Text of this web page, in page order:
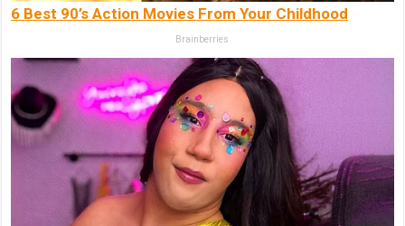
6 Best 90’s Action Movies From Your Childhood
Brainberries